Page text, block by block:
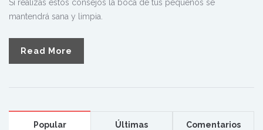
Si realizas estos consejos la boca de tus pequeños se
mantendrá sana y limpia.
Read More
Popular Últimas Comentarios